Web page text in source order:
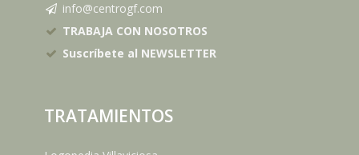
info@centrogf.com
TRABAJA CON NOSOTROS
Suscríbete al NEWSLETTER
TRATAMIENTOS